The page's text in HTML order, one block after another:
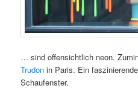
… sind offensichtlich neon.
Trudon in Paris. Ein
Schaufenster.